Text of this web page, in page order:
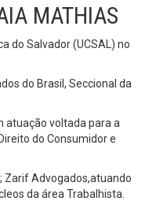
MATHIAS
do Salvador (UCSAL) no
do Brasil, Seccional da
atuação voltada para a
do Consumidor e
Zarif Advogados,atuando
da área Trabalhista.